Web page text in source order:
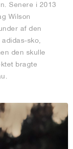
Senere i 2013
Wilson
af den
sko,
den skulle
bragte